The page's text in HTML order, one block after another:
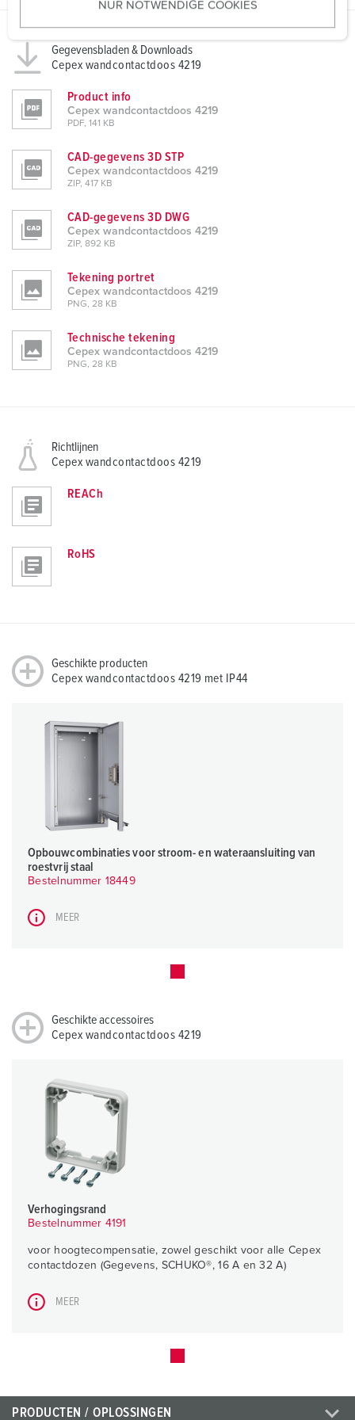
w
a
h
NUR NOTWENDIGE COOKIES
Gegevensbladen & Downloads
Cepex wandcontactdoos 4219
Product info
Cepex wandcontactdoos 4219
PDF, 141 KB
CAD-gegevens 3D STP
Cepex wandcontactdoos 4219
ZIP, 417 KB
CAD-gegevens 3D DWG
Cepex wandcontactdoos 4219
ZIP, 892 KB
Tekening portret
Cepex wandcontactdoos 4219
PNG, 28 KB
Technische tekening
Cepex wandcontactdoos 4219
PNG, 28 KB
Richtlijnen
Cepex wandcontactdoos 4219
REACh
RoHS
Geschikte producten
Cepex wandcontactdoos 4219 met IP44
Opbouwcombinaties voor stroom- en wateraansluiting van
roestvrij staal
Bestelnummer 18449
MEER
Geschikte accessoires
Cepex wandcontactdoos 4219
Verhogingsrand
Bestelnummer 4191
voor hoogtecompensatie, zowel geschikt voor alle Cepex
contactdozen (Gegevens, SCHUKO®, 16 A en 32 A)
MEER
PRODUCTEN / OPLOSSINGEN